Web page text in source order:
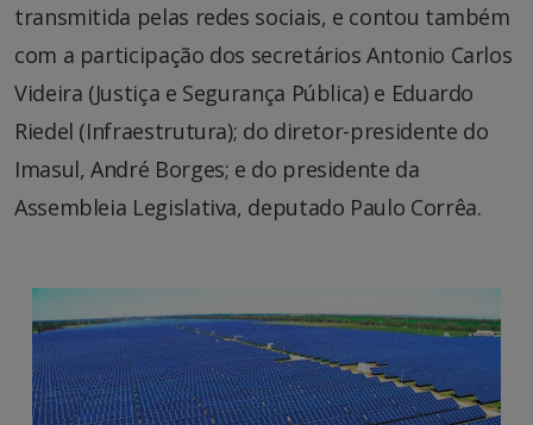
transmitida pelas redes sociais, e contou também
com a participação dos secretários Antonio Carlos
Videira (Justiça e Segurança Pública) e Eduardo
Riedel (Infraestrutura); do diretor-presidente do
Imasul, André Borges; e do presidente da
Assembleia Legislativa, deputado Paulo Corrêa.